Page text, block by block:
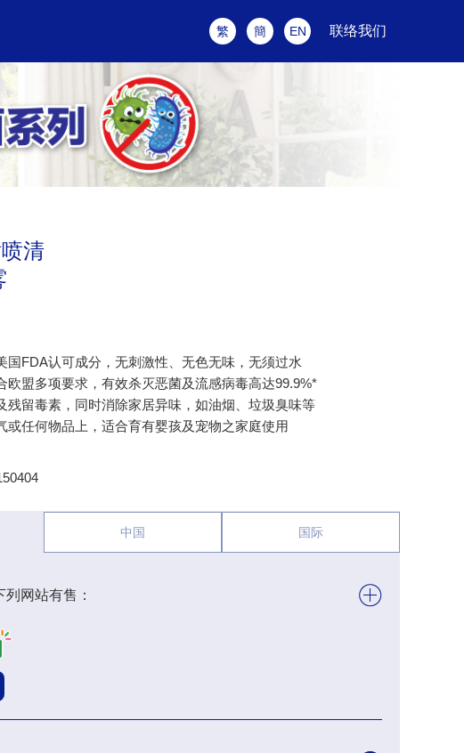
繁 簡 EN 联络我们
清
国FDA认可成分，无刺激性、无色无味，无须过水
欧盟多项要求，有效杀灭恶菌及流感病毒高达99.9%*
残留毒素，同时消除家居异味，如油烟、垃圾臭味等
或任何物品上，适合育有婴孩及宠物之家庭使用
中国 国际
列网站有售：